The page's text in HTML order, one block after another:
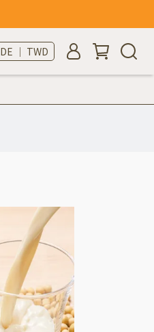
DE ｜ TWD